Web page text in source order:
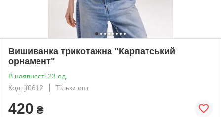
Вишиванка трикотажна "Карпатський
орнамент"
В наявності 23 од.
Код: jf0612
Тільки опт
420 ₴